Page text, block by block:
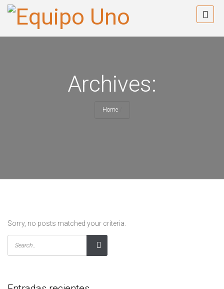
Archives:
Home
Sorry, no posts matched your criteria.